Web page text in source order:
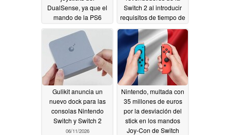
DualSense, ya que el
mando de la PS6
tecnología similar a la
TMR07/23/2026
Switch 2 al introducir
requisitos de tiempo de
06/14/2026
Gulikit anuncia un
nuevo dock para las
consolas Nintendo
Switch y Switch 2
06/11/2026
Nintendo, multada con
35 millones de euros
por la desviación del
stick en los mandos
Joy-Con de Switch